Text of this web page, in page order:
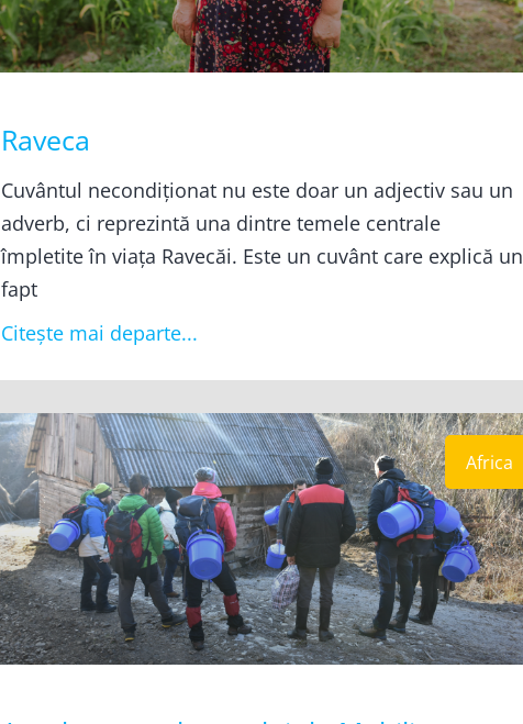
Raveca
Cuvântul necondiționat nu este doar un adjectiv sau un
adverb, ci reprezintă una dintre temele centrale
împletite în viața Ravecăi. Este un cuvânt care explică un
fapt
Citește mai departe...
Africa